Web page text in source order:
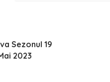
Sezonul 19
2023